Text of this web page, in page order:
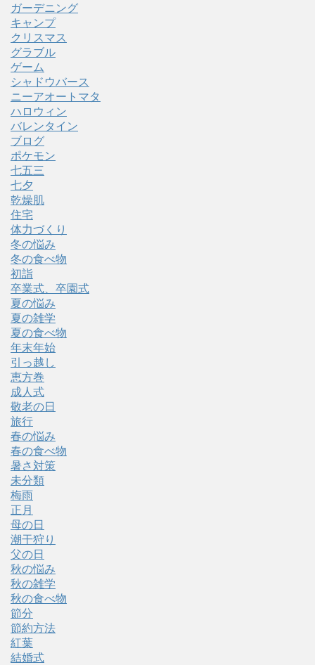
ガーデニング
キャンプ
クリスマス
グラブル
ゲーム
シャドウバース
ニーアオートマタ
ハロウィン
バレンタイン
ブログ
ポケモン
七五三
七夕
乾燥肌
住宅
体力づくり
冬の悩み
冬の食べ物
初詣
卒業式、卒園式
夏の悩み
夏の雑学
夏の食べ物
年末年始
引っ越し
恵方巻
成人式
敬老の日
旅行
春の悩み
春の食べ物
暑さ対策
未分類
梅雨
正月
母の日
潮干狩り
父の日
秋の悩み
秋の雑学
秋の食べ物
節分
節約方法
紅葉
結婚式